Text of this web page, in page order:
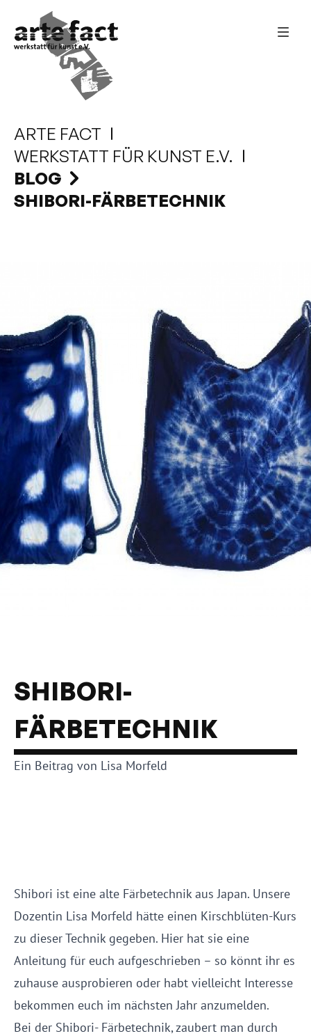
ARTE FACT
WERKSTATT FÜR KUNST E.V.
BLOG
SHIBORI-FÄRBETECHNIK
SHIBORI-
FÄRBETECHNIK
Ein Beitrag von Lisa Morfeld
Shibori ist eine alte Färbetechnik aus Japan. Unsere
Dozentin Lisa Morfeld hätte einen Kirschblüten-Kurs
zu dieser Technik gegeben. Hier hat sie eine
Anleitung für euch aufgeschrieben – so könnt ihr es
zuhause ausprobieren oder habt vielleicht Interesse
bekommen euch im nächsten Jahr anzumelden.
Bei der Shibori- Färbetechnik, zaubert man durch